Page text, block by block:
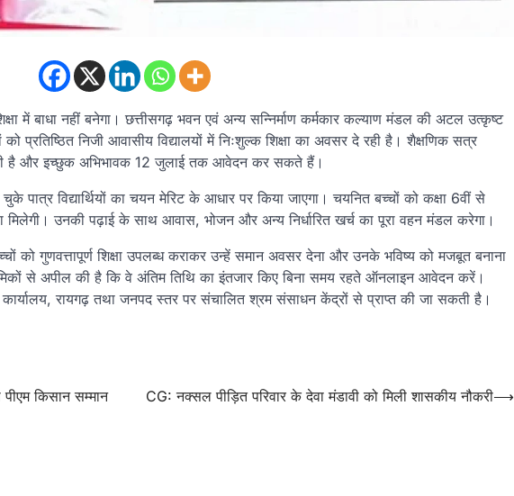
में बाधा नहीं बनेगा। छत्तीसगढ़ भवन एवं अन्य सन्निर्माण कर्मकार कल्याण मंडल की अटल उत्कृष्ट
को प्रतिष्ठित निजी आवासीय विद्यालयों में निःशुल्क शिक्षा का अवसर दे रही है। शैक्षणिक सत्र
है और इच्छुक अभिभावक 12 जुलाई तक आवेदन कर सकते हैं।
पात्र विद्यार्थियों का चयन मेरिट के आधार पर किया जाएगा। चयनित बच्चों को कक्षा 6वीं से
मिलेगी। उनकी पढ़ाई के साथ आवास, भोजन और अन्य निर्धारित खर्च का पूरा वहन मंडल करेगा।
को गुणवत्तापूर्ण शिक्षा उपलब्ध कराकर उन्हें समान अवसर देना और उनके भविष्य को मजबूत बनाना
से अपील की है कि वे अंतिम तिथि का इंतजार किए बिना समय रहते ऑनलाइन आवेदन करें।
रायगढ़ तथा जनपद स्तर पर संचालित श्रम संसाधन केंद्रों से प्राप्त की जा सकती है।
किसान सम्मान
CG: नक्सल पीड़ित परिवार के देवा मंडावी को मिली शासकीय नौकरी⟶